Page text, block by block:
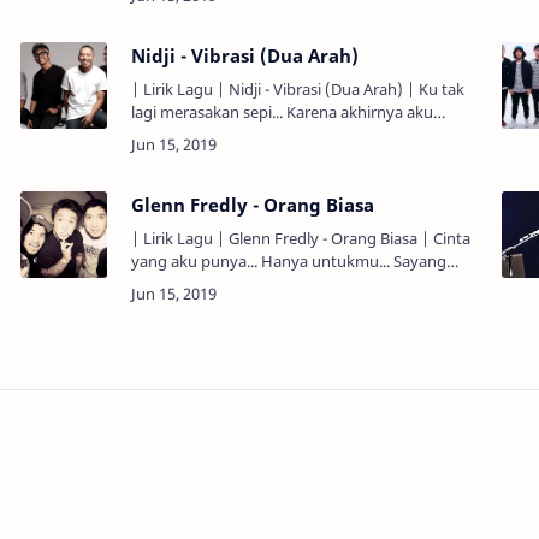
pernah mengerti... Dan dahulu…
Nidji - Vibrasi (Dua Arah)
| Lirik Lagu | Nidji - Vibrasi (Dua Arah) | Ku tak
lagi merasakan sepi... Karena akhirnya aku
mengerti... Cahayamu yang tak pernah pergi...
Dari kehidupan hambamu …
Glenn Fredly - Orang Biasa
| Lirik Lagu | Glenn Fredly - Orang Biasa | Cinta
yang aku punya... Hanya untukmu... Sayang
selalu ku simpan... Hanya untukmu... Rindu yang
slalu kubawa... Hanya u…